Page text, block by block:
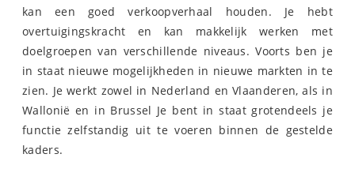
kan een goed verkoopverhaal houden. Je hebt
overtuigingskracht en kan makkelijk werken met
doelgroepen van verschillende niveaus. Voorts ben je
in staat nieuwe mogelijkheden in nieuwe markten in te
zien. Je werkt zowel in Nederland en Vlaanderen, als in
Wallonië en in Brussel Je bent in staat grotendeels je
functie zelfstandig uit te voeren binnen de gestelde
kaders.